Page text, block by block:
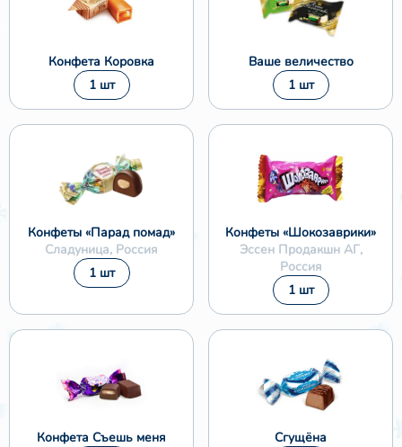
Конфета Коровка
1 шт
Ваше величество
1 шт
Конфеты «Парад помад»
Сладуница, Россия
1 шт
Конфеты «Шокозаврики»
Эссен Продакшн АГ,
Россия
1 шт
Конфета Съешь меня
Сгущёна
❄
❄